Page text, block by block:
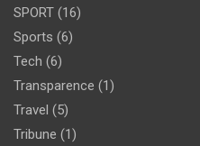
SPORT (16)
Sports (6)
Tech (6)
Transparence (1)
Travel (5)
Tribune (1)